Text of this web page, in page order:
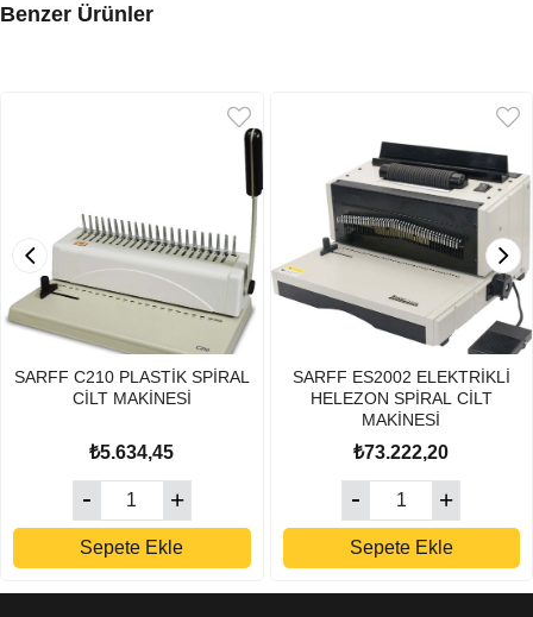
Benzer Ürünler
SARFF C210 PLASTİK SPİRAL
CİLT MAKİNESİ
₺5.634,45
Sepete Ekle
SARFF ES2002 ELEKTRİKLİ
HELEZON SPİRAL CİLT
MAKİNESİ
₺73.222,20
Sepete Ekle